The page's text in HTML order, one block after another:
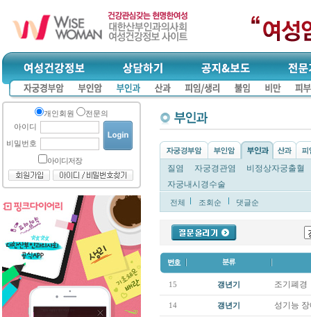
개인회원
전문의
아이디
비밀번호
아이디저장
질염 자궁경관염
비정상자궁출혈
자궁내시경수술
전체 조회순 댓글순
15 갱년기 조기폐경
14 갱년기 성기능